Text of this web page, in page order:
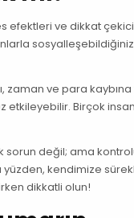
efektleri ve dikkat çekici
zaman ve para kaybına
etkileyebilir. Birçok
sorun değil; ama
yüzden, kendimize
dikkatli olun!